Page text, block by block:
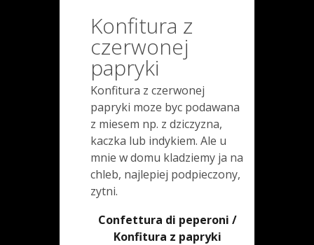
Konfitura z
czerwonej
papryki
Konfitura z czerwonej
papryki moze byc podawana
z miesem np. z dziczyzna,
kaczka lub indykiem. Ale u
mnie w domu kladziemy ja na
chleb, najlepiej podpieczony,
zytni.
Confettura di peperoni /
Konfitura z papryki